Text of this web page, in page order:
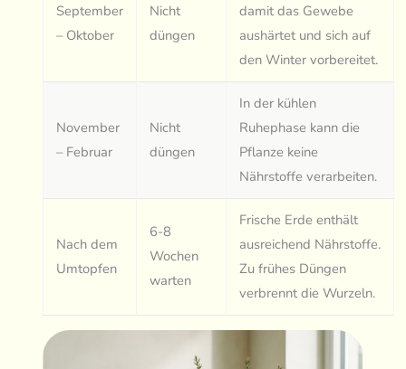
September
– Oktober
Nicht
düngen
damit das Gewebe
aushärtet und sich auf
den Winter vorbereitet.
November
– Februar
Nicht
düngen
In der kühlen
Ruhephase kann die
Pflanze keine
Nährstoffe verarbeiten.
Nach dem
Umtopfen
6-8
Wochen
warten
Frische Erde enthält
ausreichend Nährstoffe.
Zu frühes Düngen
verbrennt die Wurzeln.